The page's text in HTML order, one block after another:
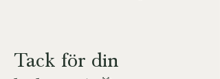
Tack för din